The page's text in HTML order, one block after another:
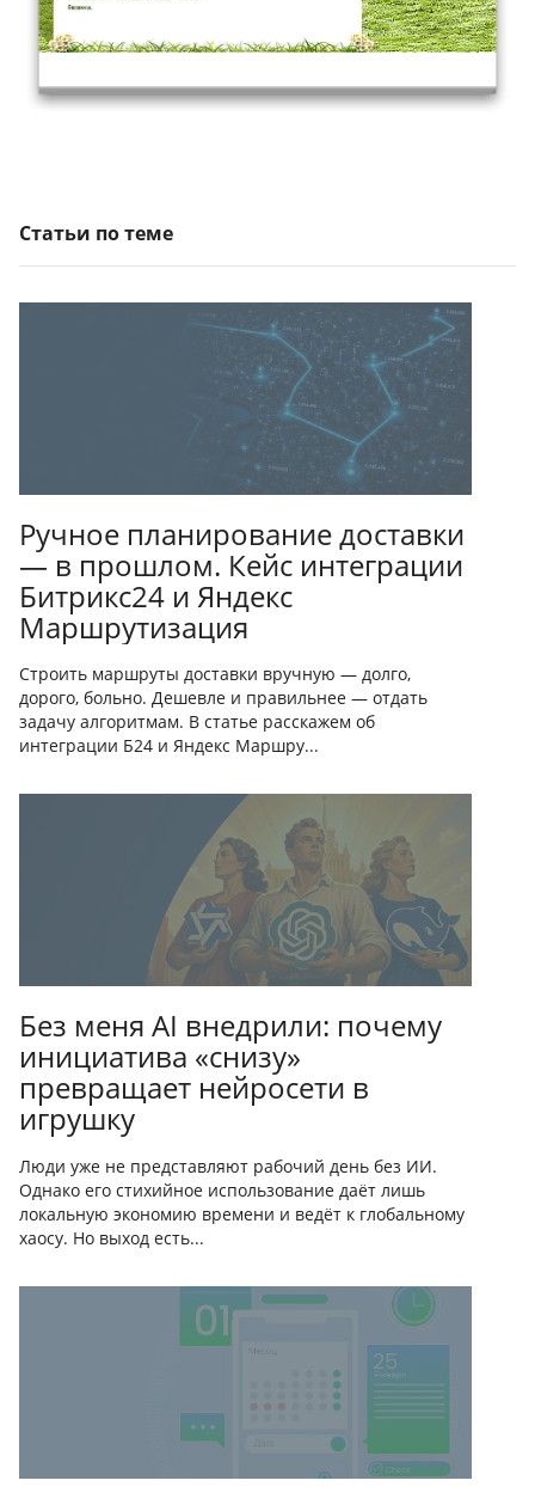
Статьи по теме
Ручное планирование доставки
— в прошлом. Кейс интеграции
Битрикс24 и Яндекс
Маршрутизация
Строить маршруты доставки вручную — долго,
дорого, больно. Дешевле и правильнее — отдать
задачу алгоритмам. В статье расскажем об
интеграции Б24 и Яндекс Маршру...
Без меня AI внедрили: почему
инициатива «снизу»
превращает нейросети в
игрушку
Люди уже не представляют рабочий день без ИИ.
Однако его стихийное использование даёт лишь
локальную экономию времени и ведёт к глобальному
хаосу. Но выход есть...